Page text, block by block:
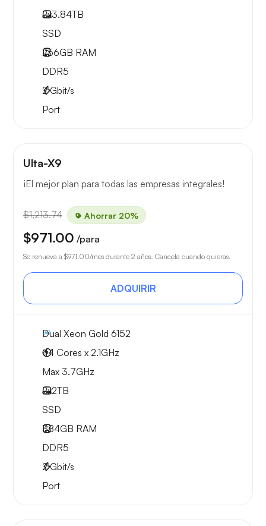
2x3.84TB
SSD
256GB RAM
DDR5
2Gbit/s
Port
Ulta-X9
¡El mejor plan para todas las empresas integrales!
$1,213.74 Ahorrar 20%
$971.00 /para
Se renueva a $971.00/mes durante 2 años. Cancela cuando quieras.
ADQUIRIR
Dual Xeon Gold 6152
44 Cores x 2.1GHz
Max 3.7GHz
2x2TB
SSD
384GB RAM
DDR5
2Gbit/s
Port